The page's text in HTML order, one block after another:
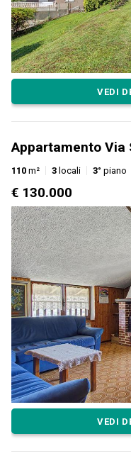
VEDI
Appartamento Via
110 m² 3 locali 3° piano
€ 130.000
VEDI